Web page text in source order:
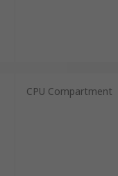
CPU Compartment